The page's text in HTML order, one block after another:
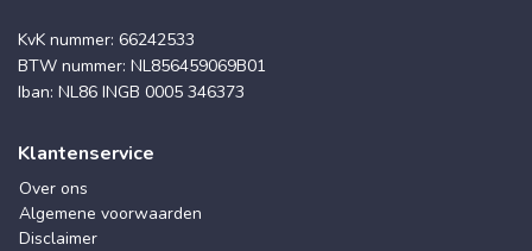
KvK nummer: 66242533
BTW nummer: NL856459069B01
Iban: NL86 INGB 0005 346373
Klantenservice
Over ons
Algemene voorwaarden
Disclaimer